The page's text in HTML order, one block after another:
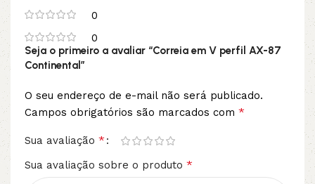
0
0
Seja o primeiro a avaliar “Correia em V perfil AX-87
Continental”
O seu endereço de e-mail não será publicado.
Campos obrigatórios são marcados com *
Sua avaliação *
Sua avaliação sobre o produto *